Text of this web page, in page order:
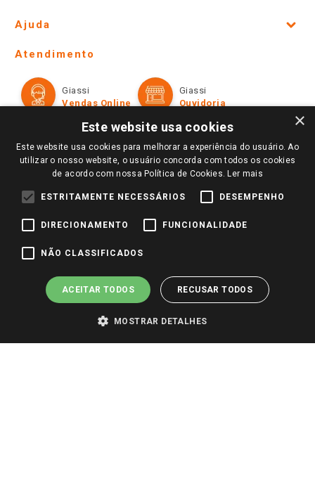
Lojas Físicas e Horários
Ofertas
Televendas
Perguntas frequentes
Trabalhe Conosco
Identidade Visual
Ajuda
Formas de Pagamento
Políticas de entrega
Trocas e Devoluções
Atendimento
Giassi
Vendas Online
Giassi
Ouvidoria
Redes Sociais
Pagamento e Segurança
×
Este website usa cookies
Este website usa cookies para melhorar a experiência do usuário. Ao
utilizar o nosso website, o usuário concorda com todos os cookies
de acordo com nossa Política de Cookies. Ler mais
ESTRITAMENTE NECESSÁRIOS DESEMPENHO
DIRECIONAMENTO FUNCIONALIDADE
NÃO CLASSIFICADOS
ACEITAR TODOS RECUSAR TODOS
MOSTRAR DETALHES